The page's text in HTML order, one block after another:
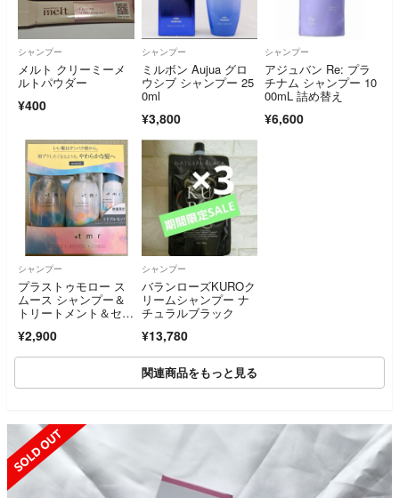
シャンプー
メルト クリーミーメ
ルトパウダー
¥400
シャンプー
ミルボン Aujua グロ
ウシブ シャンプー 25
0ml
¥3,800
シャンプー
アジュバン Re: プラ
チナム シャンプー 10
00mL 詰め替え
¥6,600
シャンプー
プラストゥモロー ス
ムース シャンプー＆
トリートメント＆セラ
¥2,900
シャンプー
バランローズKUROク
リームシャンプー ナ
チュラルブラック
¥13,780
関連商品をもっと見る